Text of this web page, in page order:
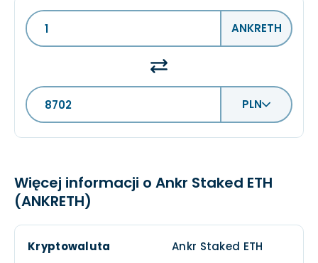
ANKRETH
PLN
Więcej informacji o Ankr Staked ETH
(ANKRETH)
Kryptowaluta Ankr Staked ETH